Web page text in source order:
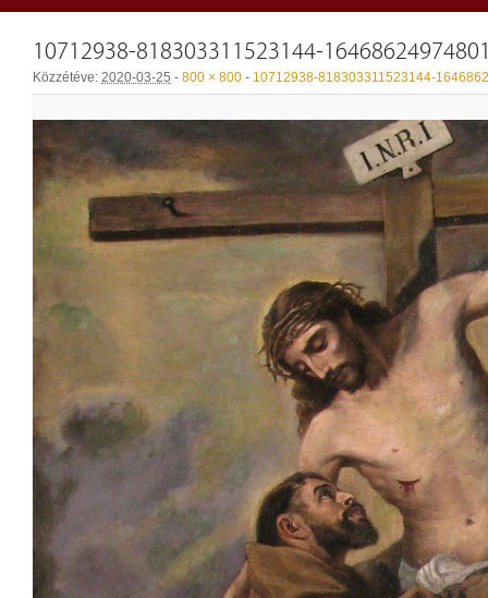
10712938-818303311523144-
Közzétéve: 2020-03-25 - 800 × 800 - 10712938-818303311523144-